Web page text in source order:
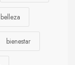
belleza
bienestar